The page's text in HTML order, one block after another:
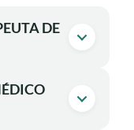
DE
y